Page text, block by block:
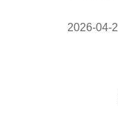
2026-04-